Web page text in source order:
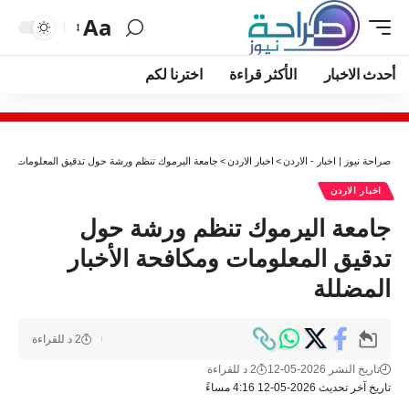
Aa
أحدث الاخبار الأكثر قراءة اخترنا لكم
صراحة نيوز | اخبار - الاردن> اخبار الاردن> جامعة اليرموك تنظم ورشة حول تدقيق المعلومات
اخبار الاردن
جامعة اليرموك تنظم ورشة حول
تدقيق المعلومات ومكافحة الأخبار
المضللة
تاريخ آخر تحديث 2026-05-12 4:16 مساءً
تاريخ النشر 2026-05-12 2 د للقراءة
2 د للقراءة